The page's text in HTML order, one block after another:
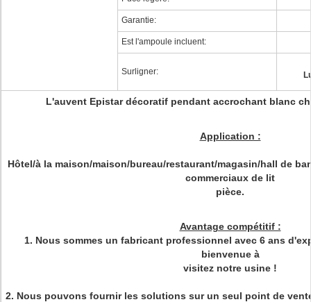
Garantie:
Est l'ampoule incluent:
Surligner:
L'auvent Epistar décoratif pendant accrochant blanc
Application :
Hôtel/à la maison/maison/bureau/restaurant/magasin/hall de
commerciaux de lit
pièce.
Avantage compétitif :
1. Nous sommes un fabricant professionnel avec 6 ans
bienvenue à
visitez notre usine !
2. Nous pouvons fournir les solutions sur un seul point de